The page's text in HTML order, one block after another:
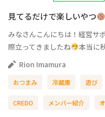
見てるだけで楽しいやつ
みなさんこんにちは！経営サ
際立ってきましたね
本当に
Rion Imamura
おつまみ 冷蔵庫 遊び
CREDO メンバー紹介